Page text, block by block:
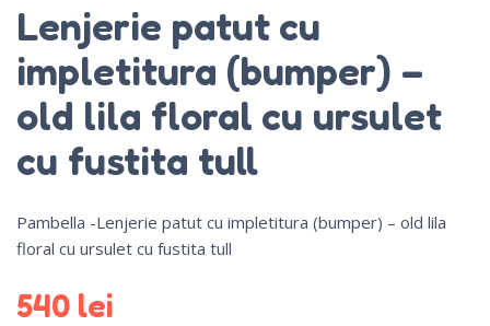
Lenjerie patut cu
impletitura (bumper) –
old lila floral cu ursulet
cu fustita tull
Pambella -Lenjerie patut cu impletitura (bumper) – old lila
floral cu ursulet cu fustita tull
540 lei